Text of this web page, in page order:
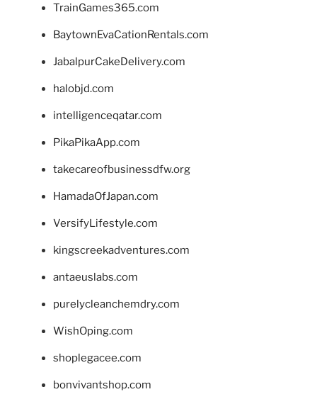
TrainGames365.com
BaytownEvaCationRentals.com
JabalpurCakeDelivery.com
halobjd.com
intelligenceqatar.com
PikaPikaApp.com
takecareofbusinessdfw.org
HamadaOfJapan.com
VersifyLifestyle.com
kingscreekadventures.com
antaeuslabs.com
purelycleanchemdry.com
WishOping.com
shoplegacee.com
bonvivantshop.com